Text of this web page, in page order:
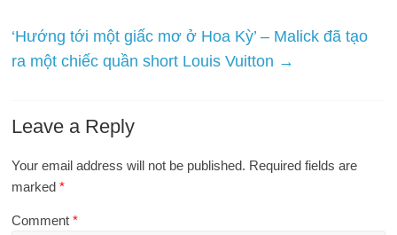
‘Hướng tới một giấc mơ ở Hoa Kỳ’ – Malick đã tạo
ra một chiếc quần short Louis Vuitton →
Leave a Reply
Your email address will not be published. Required fields are
marked*
Comment*